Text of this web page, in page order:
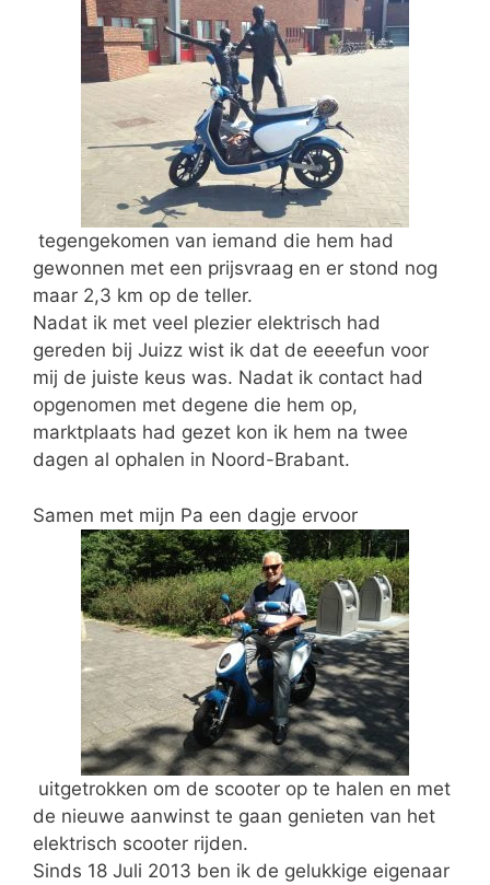
tegengekomen van iemand die hem had
gewonnen met een prijsvraag en er stond nog
maar 2,3 km op de teller.
Nadat ik met veel plezier elektrisch had
gereden bij Juizz wist ik dat de eeeefun voor
mij de juiste keus was. Nadat ik contact had
opgenomen met degene die hem op,
marktplaats had gezet kon ik hem na twee
dagen al ophalen in Noord-Brabant.
Samen met mijn Pa een dagje ervoor
uitgetrokken om de scooter op te halen en met
de nieuwe aanwinst te gaan genieten van het
elektrisch scooter rijden.
Sinds 18 Juli 2013 ben ik de gelukkige eigenaar